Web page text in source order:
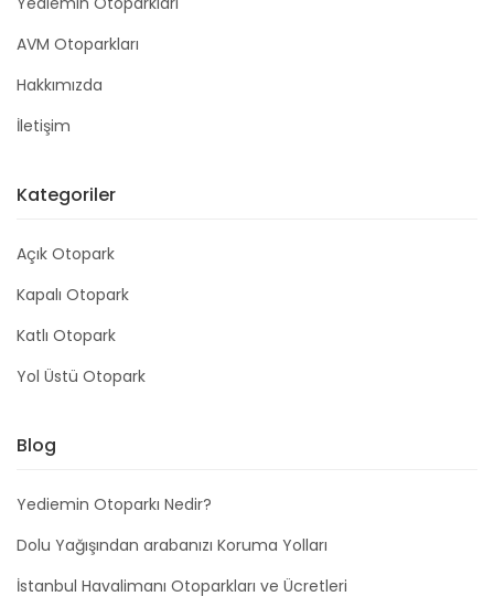
AVM Otoparkları
Hakkımızda
İletişim
Kategoriler
Açık Otopark
Kapalı Otopark
Katlı Otopark
Yol Üstü Otopark
Blog
Yediemin Otoparkı Nedir?
Dolu Yağışından arabanızı Koruma Yolları
İstanbul Havalimanı Otoparkları ve Ücretleri